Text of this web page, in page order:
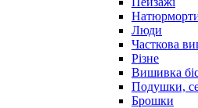
Люди
Часткова
Різне
Вишивка
Подушки,
Брошки